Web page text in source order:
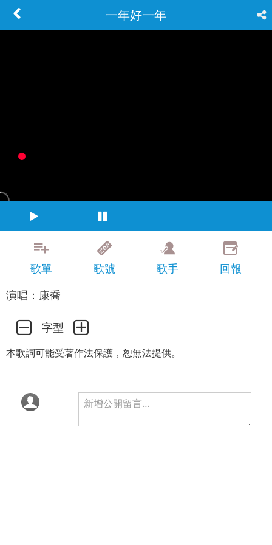
一年好一年
歌單 歌號 歌手
回報
演唱：康喬
字型
本歌詞可能受著作法保護，恕無法提供。